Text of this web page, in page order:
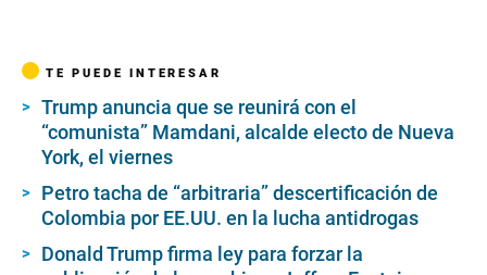
TE PUEDE INTERESAR
Trump anuncia que se reunirá con el
“comunista” Mamdani, alcalde electo de Nueva
York, el viernes
Petro tacha de “arbitraria” descertificación de
Colombia por EE.UU. en la lucha antidrogas
Donald Trump firma ley para forzar la